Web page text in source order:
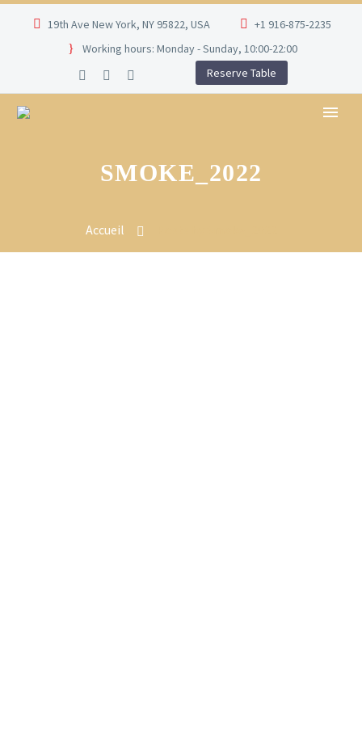
19th Ave New York, NY 95822, USA
+1 916-875-2235
Working hours: Monday - Sunday, 10:00-22:00
Reserve Table
SMOKE_2022
Accueil